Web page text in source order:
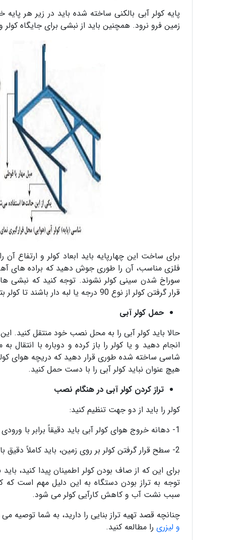
پایه کولر آبی بالکنی ساخته شده باید در زیر هر
زمین فرو نرود. همچنین باید از نبشی برای جایگاه
برای ساخت این چهارپایه باید ابعاد کولر و
فلزی مناسب، آن را طوری جوش دهید که براده های
سوراخ شدن سینی کولر نشوند. توجه کنید که نبشی
قرار گرفتن کولر از نوع 90 درجه یا لبه دار باشند تا کولر بتواند درون آن قرار بگیرد.
حمل کولر آبی
حالا باید کولر آبی را به محل نصب خود منتقل کنید.
انجام دهید و یا کولر را باز کرده و دوباره با
شاسی ساخته شده طوری قرار دهید که دریچه هوای
هیچ عنوان نباید کولر آبی را با دست حمل کنید.
تراز کردن کولر آبی در هنگام نصب
کولر را باید از دو جهت تنظیم کنید:
1- دهانه خروج هوای کولر آبی باید دقیقاً برابر با ورودی هوای کانال باشد.
2- سطح قرار گرفتن کولر بر روی زمین، باید کاملاً دقیق باشد.
برای این که از صاف بودن کولر اطمینان پیدا کنید،
توجه به تراز بودن دستگاه به این دلیل مهم است که
سبب نشت آب و کاهش کارآیی کولر می شود.
چنانچه قصد تهیه تراز بنایی را دارید، به شما توصیه می
و لیزری را مطالعه کنید.